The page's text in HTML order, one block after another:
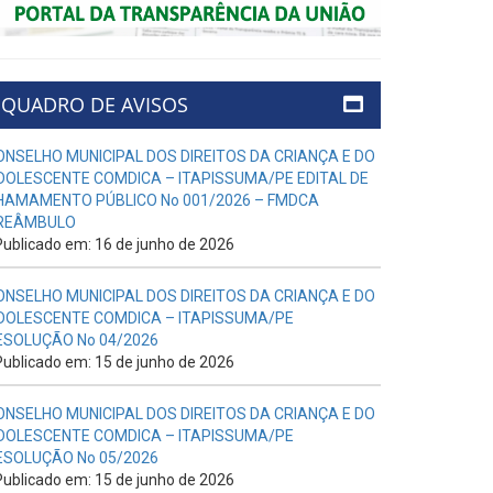
QUADRO DE AVISOS
MUNICIPAL DOS DIREITOS DA CRIANÇA E DO
COMDICA – ITAPISSUMA/PE EDITAL DE
PÚBLICO No 001/2026 – FMDCA
em: 16 de junho de 2026
MUNICIPAL DOS DIREITOS DA CRIANÇA E DO
COMDICA – ITAPISSUMA/PE
No 04/2026
em: 15 de junho de 2026
MUNICIPAL DOS DIREITOS DA CRIANÇA E DO
COMDICA – ITAPISSUMA/PE
No 05/2026
em: 15 de junho de 2026